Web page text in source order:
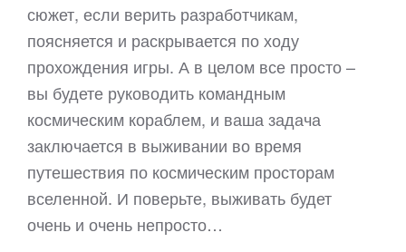
сюжет, если верить разработчикам,
поясняется и раскрывается по ходу
прохождения игры. А в целом все просто –
вы будете руководить командным
космическим кораблем, и ваша задача
заключается в выживании во время
путешествия по космическим просторам
вселенной. И поверьте, выживать будет
очень и очень непросто…